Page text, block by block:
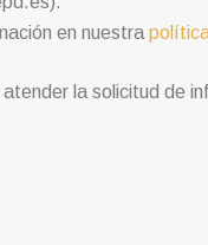
en nuestra
la solicitud de